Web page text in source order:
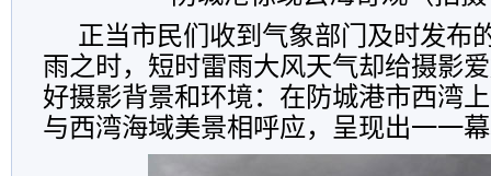
正当市民们收到气象部门及时发布
雨之时，短时雷雨大风天气却给摄影
好摄影背景和环境：在防城港市西湾
与西湾海域美景相呼应，呈现出一一